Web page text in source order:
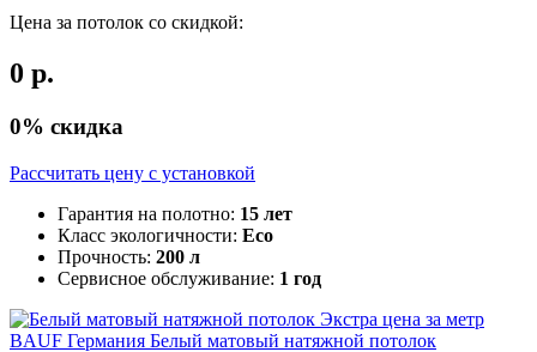
Цена за потолок со скидкой:
0 р.
0% скидка
Рассчитать цену c установкой
Гарантия на полотно: 15 лет
Класс экологичности: Eco
Прочность: 200 л
Сервисное обслуживание: 1 год
BAUF Германия Белый матовый натяжной потолок